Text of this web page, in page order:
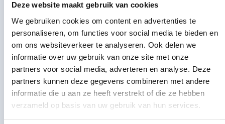
Deze website maakt gebruik van cookies
We gebruiken cookies om content en advertenties te
personaliseren, om functies voor social media te bieden en
om ons websiteverkeer te analyseren. Ook delen we
informatie over uw gebruik van onze site met onze
partners voor social media, adverteren en analyse. Deze
partners kunnen deze gegevens combineren met andere
informatie die u aan ze heeft verstrekt of die ze hebben
verzameld op basis van uw gebruik van hun services.
eens wou lezen.
Sluit je sociale media afen
probeer de post uit je hoofd te
zetten.
Zet jenotificaties uit.
Denk na of je echt zin hebt om erbij
te zijn of je gewoon angstig bent om
iets te missen.